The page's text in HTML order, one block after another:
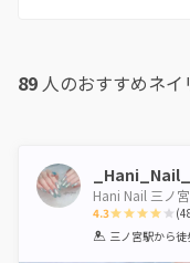
89 人のおすすめネイ
Hani Nail 三ノ
4.3
1 2 3 4 5
(
三ノ宮駅から